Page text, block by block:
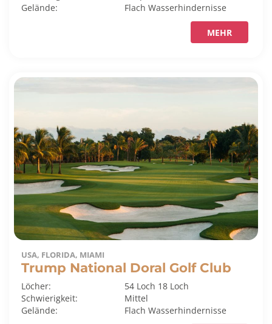
Gelände:
FlachWasserhindernisse
MEHR
USA, FLORIDA, MIAMI
Trump National Doral Golf Club
Löcher: 54 Loch 18 Loch
Schwierigkeit:
Mittel
Gelände:
FlachWasserhindernisse